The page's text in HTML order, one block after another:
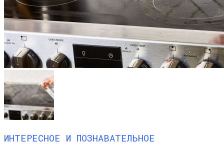
ИНТЕРЕСНОЕ И ПОЗНАВАТЕЛЬНОЕ